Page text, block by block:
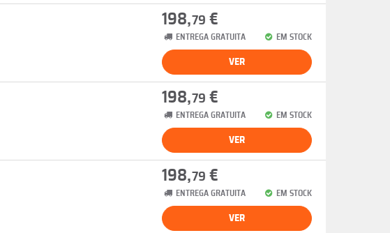
198,79 €
ENTREGA GRATUITA EM STOCK
VER
198,79 €
ENTREGA GRATUITA EM STOCK
VER
198,79 €
ENTREGA GRATUITA EM STOCK
VER